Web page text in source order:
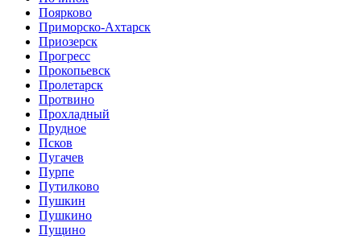
Поярково
Приморско-Ахтарск
Приозерск
Прогресс
Прокопьевск
Пролетарск
Протвино
Прохладный
Прудное
Псков
Пугачев
Пурпе
Путилково
Пушкин
Пушкино
Пущино